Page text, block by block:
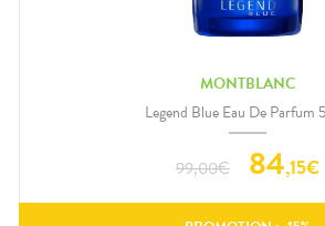
MONTBLANC
Legend Blue Eau De Parfum
99,00€ 84,15€